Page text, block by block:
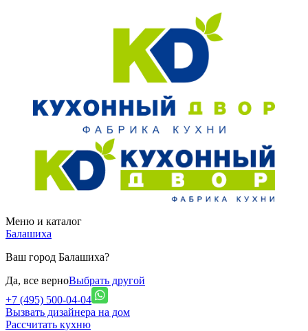
Меню и каталог
Балашиха
Ваш город Балашиха?
Да, все верноВыбрать другой
+7 (495) 500-04-04
Вызвать дизайнера на дом
Рассчитать кухню